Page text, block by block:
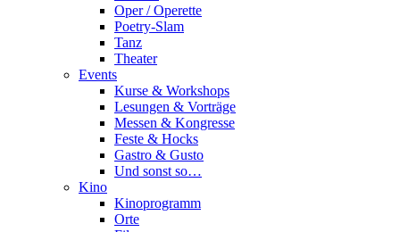
Oper / Operette
Poetry-Slam
Tanz
Theater
Events
Kurse & Workshops
Lesungen & Vorträge
Messen & Kongresse
Feste & Hocks
Gastro & Gusto
Und sonst so…
Kino
Kinoprogramm
Orte